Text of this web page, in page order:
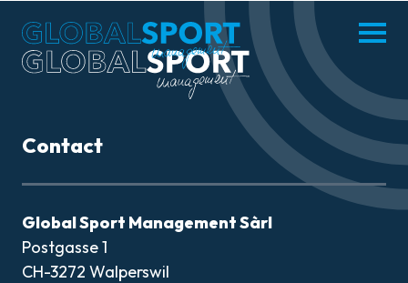
Menü
öffnen
MISSION
ATHLÈTES
Contact
Global Sport Management Sàrl
Postgasse 1
CH-3272 Walperswil